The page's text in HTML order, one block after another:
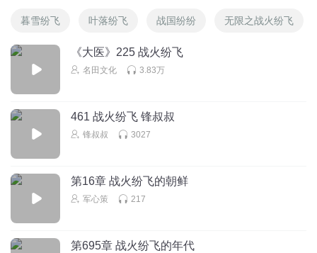
暮雪纷飞 叶落纷飞 战国纷纷 无限之战火纷飞
《大医》225 战火纷飞
名田文化 3.83万
461 战火纷飞 锋叔叔
锋叔叔 3027
第16章 战火纷飞的朝鲜
军心策 217
第695章 战火纷飞的年代